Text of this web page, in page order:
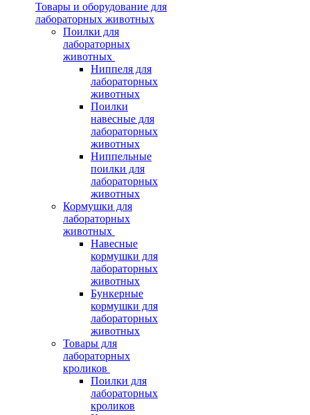
Товары и оборудование для
лабораторных животных
Поилки для
лабораторных
животных
Ниппеля для
лабораторных
животных
Поилки
навесные для
лабораторных
животных
Ниппельные
поилки для
лабораторных
животных
Кормушки для
лабораторных
животных
Навесные
кормушки для
лабораторных
животных
Бункерные
кормушки для
лабораторных
животных
Товары для
лабораторных
кроликов
Поилки для
лабораторных
кроликов